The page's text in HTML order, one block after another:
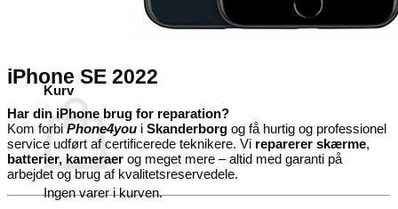
Kurv
Ingen varer i kurven.
iPhone SE 2022
Har din iPhone brug for reparation?
Kom forbiPhone4you i Skanderborg og få hurtig og professionel
service udført af certificerede teknikere. Vi reparerer skærme,
batterier, kameraer og meget mere – altid med garanti på
arbejdet og brug af kvalitetsreservedele.